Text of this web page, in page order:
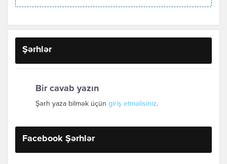
Şərhlər
Bir cavab yazın
Şərh yaza bilmək üçün giriş etməlisiniz.
Facebook Şərhlər